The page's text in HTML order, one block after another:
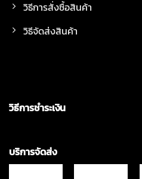
วิธีการสั่งซื้อสินค้า
วิธีจัดส่งสินค้า
วิธีการชำระเงิน
บริการจัดส่ง